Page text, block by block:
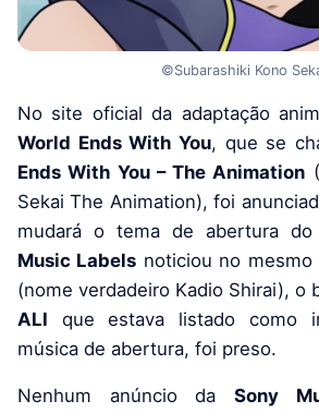
©Subarashiki Kono
No site oficial da adaptação
World Ends With You, que se
Ends With You – The Animation
Sekai The Animation), foi
mudará o tema de abertura
Music Labels noticiou no mesmo
(nome verdadeiro Kadio Shirai), o
ALI que estava listado como
música de abertura, foi preso.
Nenhum anúncio da Sony